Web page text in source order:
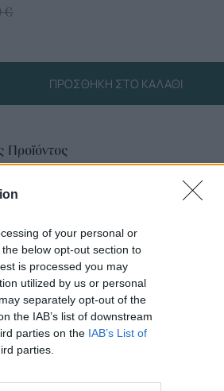
of your personal or
below opt-out section to
is processed you may
utilized by us or personal
separately opt-out of the
the IAB’s list of downstream
parties on the IAB’s List of
parties.
€
ΠΡΟΣΘΉΚΗ ΣΤΟ ΚΑΛΆΘΙ
Προϊόντος